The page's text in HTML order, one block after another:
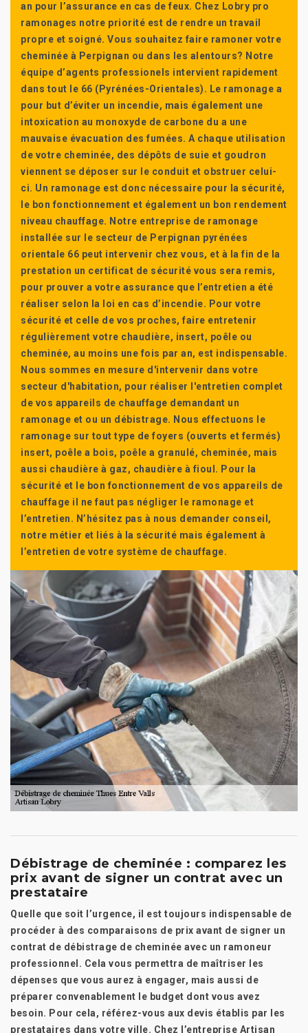
an pour l’assurance en cas de feux. Chez Lobry pro
ramonages notre priorité est de rendre un travail
propre et soigné. Vous souhaitez faire ramoner votre
cheminée à Perpignan ou dans les alentours? Notre
équipe d’agents professionels intervient rapidement
dans tout le 66 (Pyrénées-Orientales). Le ramonage a
pour but d’éviter un incendie, mais également une
intoxication au monoxyde de carbone du a une
mauvaise évacuation des fumées. A chaque utilisation
de votre cheminée, des dépôts de suie et goudron
viennent se déposer sur le conduit et obstruer celui-
ci. Un ramonage est donc nécessaire pour la sécurité,
le bon fonctionnement et également un bon rendement
niveau chauffage. Notre entreprise de ramonage
installée sur le secteur de Perpignan pyrénées
orientale 66 peut intervenir chez vous, et à la fin de la
prestation un certificat de sécurité vous sera remis,
pour prouver a votre assurance que l’entretien a été
réaliser selon la loi en cas d’incendie. Pour votre
sécurité et celle de vos proches, faire entretenir
régulièrement votre chaudière, insert, poêle ou
cheminée, au moins une fois par an, est indispensable.
Nous sommes en mesure d'intervenir dans votre
secteur d'habitation, pour réaliser l'entretien complet
de vos appareils de chauffage demandant un
ramonage et ou un débistrage. Nous effectuons le
ramonage sur tout type de foyers (ouverts et fermés)
insert, poêle a bois, poêle a granulé, cheminée, mais
aussi chaudière à gaz, chaudière à fioul. Pour la
sécurité et le bon fonctionnement de vos appareils de
chauffage il ne faut pas négliger le ramonage et
l’entretien. N’hésitez pas à nous demander conseil,
notre métier et liés à la sécurité mais également à
l’entretien de votre système de chauffage.
Débistrage de cheminée : comparez les
prix avant de signer un contrat avec un
prestataire
Quelle que soit l’urgence, il est toujours indispensable de
procéder à des comparaisons de prix avant de signer un
contrat de débistrage de cheminée avec un ramoneur
professionnel. Cela vous permettra de maîtriser les
dépenses que vous aurez à engager, mais aussi de
préparer convenablement le budget dont vous avez
besoin. Pour cela, référez-vous aux devis établis par les
prestataires dans votre ville. Chez l’entreprise Artisan